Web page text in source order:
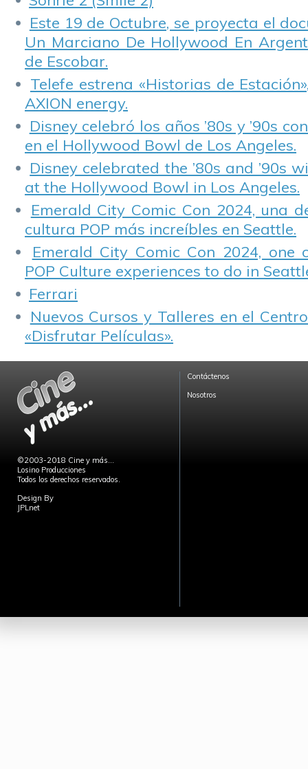
Este 19 de Octubre, se proyecta el
Un Marciano De Hollywood En
de Escobar.
Telefe estrena «Historias de
AXION energy.
Disney celebró los años ’80s y ’90s
en el Hollywood Bowl de Los Angeles.
Disney celebrated the ’80s and ’90s
at the Hollywood Bowl in Los Angeles.
Emerald City Comic Con 2024, una
cultura POP más increíbles en Seattle.
Emerald City Comic Con 2024,
POP Culture experiences to do in
Ferrari
Nuevos Cursos y Talleres en el
«Disfrutar Películas».
©2003-2018 Cine y más...
Losino Producciones
Todos los derechos reservados.
Design By
JPLnet
Contáctenos
Nosotros